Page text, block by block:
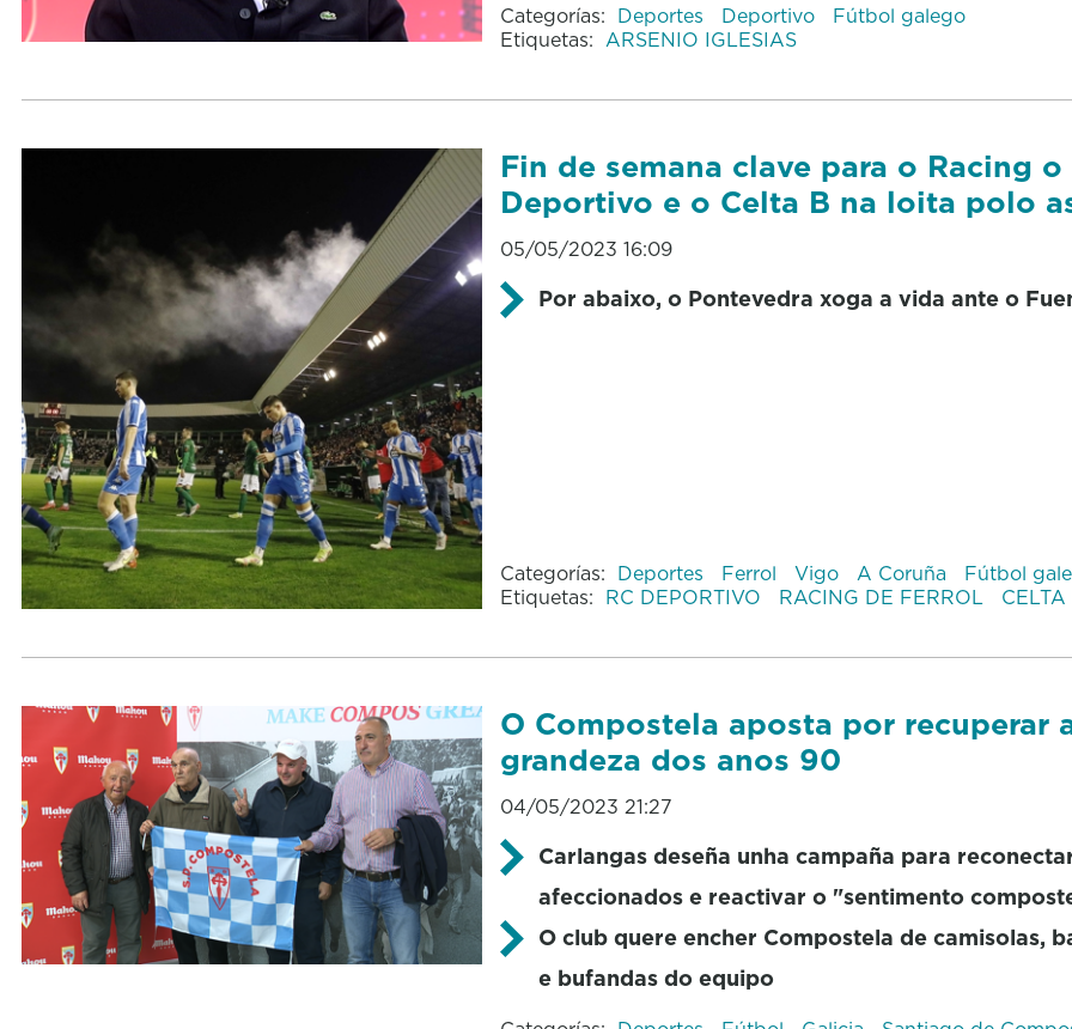
Categorías: Deportes Deportivo
Fútbol galego
Etiquetas: ARSENIO IGLESIAS
Fin de semana clave para o Racing o
Deportivo e o Celta B na loita polo
05/05/2023 16:09
Por abaixo, o Pontevedra xoga a vida ante o
Categorías: Deportes Ferrol Vigo A Coruña
Fútbol
Etiquetas: RC DEPORTIVO RACING DE FERROL CELTA
O Compostela aposta por recuperar
grandeza dos anos 90
04/05/2023 21:27
Carlangas deseña unha campaña para
afeccionados e reactivar o "sentimento
O club quere encher Compostela de camisolas,
e bufandas do equipo